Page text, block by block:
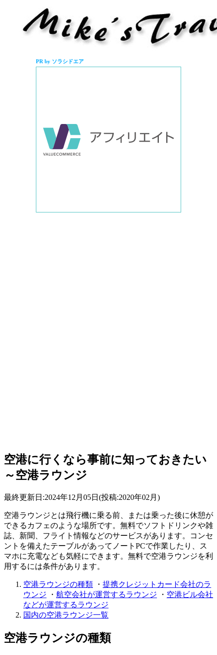
PR by ソラシドエア
空港に行くなら事前に知っておきたい
～空港ラウンジ
最終更新日:2024年12月05日(投稿:2020年02月)
空港ラウンジとは飛行機に乗る前、または乗った後に休憩が
できるカフェのような場所です。無料でソフトドリンクや雑
誌、新聞、フライト情報などのサービスがあります。コンセ
ントを備えたテーブルがあってノートPCで作業したり、ス
マホに充電なども気軽にできます。無料で空港ラウンジを利
用するには条件があります。
空港ラウンジの種類 ・ 提携クレジットカード会社のラ
ウンジ ・ 航空会社が運営するラウンジ ・ 空港ビル会社
などが運営するラウンジ
国内の空港ラウンジ一覧
空港ラウンジの種類